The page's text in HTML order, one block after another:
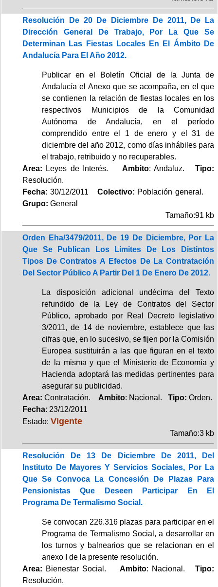
Resolución De 20 De Diciembre De 2011, De La
Dirección General De Trabajo, Por La Que Se
Determinan Las Fiestas Locales En El Ámbito De
Andalucía Para El Año 2012.
Publicar en el Boletín Oficial de la Junta de
Andalucía el Anexo que se acompaña, en el que
se contienen la relación de fiestas locales en los
respectivos Municipios de la Comunidad
Autónoma de Andalucía, en el período
comprendido entre el 1 de enero y el 31 de
diciembre del año 2012, como días inhábiles para
el trabajo, retribuido y no recuperables.
Area: Leyes de Interés. Ambito: Andaluz.Tipo:
Resolución.
Fecha: 30/12/2011 Colectivo: Población general.
Grupo: General
Tamaño:91 kb
Orden Eha/3479/2011, De 19 De Diciembre, Por La
Que Se Publican Los Límites De Los Distintos
Tipos De Contratos A Efectos De La Contratación
Del Sector Público A Partir Del 1 De Enero De 2012.
La disposición adicional undécima del Texto
refundido de la Ley de Contratos del Sector
Público, aprobado por Real Decreto legislativo
3/2011, de 14 de noviembre, establece que las
cifras que, en lo sucesivo, se fijen por la Comisión
Europea sustituirán a las que figuran en el texto
de la misma y que el Ministerio de Economía y
Hacienda adoptará las medidas pertinentes para
asegurar su publicidad.
Area: Contratación. Ambito: Nacional. Tipo: Orden.
Fecha: 23/12/2011
Estado: Vigente
Tamaño:3 kb
Resolución De 13 De Diciembre De 2011, Del
Instituto De Mayores Y Servicios Sociales, Por La
Que Se Convoca La Concesión De Plazas Para
Pensionistas Que Deseen Participar En El
Programa De Termalismo Social.
Se convocan 226.316 plazas para participar en el
Programa de Termalismo Social, a desarrollar en
los turnos y balnearios que se relacionan en el
anexo I de la presente resolución.
Area: Bienestar Social. Ambito: Nacional. Tipo:
Resolución.